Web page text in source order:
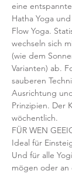
eine
Hatha Yoga
Flow Yoga.
wechseln sich
(wie dem
Varianten) ab.
sauberen
Ausrichtung
Prinzipien. Der
wöchentlich.
FÜR WEN
Ideal für
Und für alle
mögen oder an